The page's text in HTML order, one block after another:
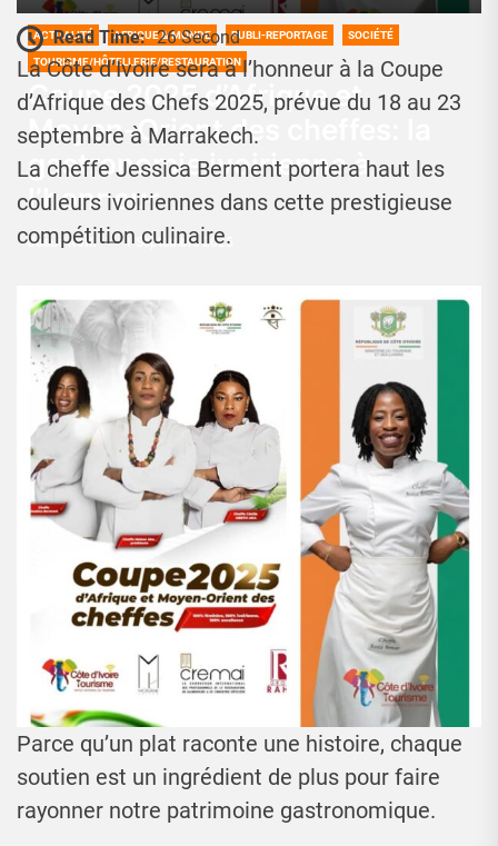
ACTUALITÉ AFRIQUE & MONDE PUBLI-REPORTAGE SOCIÉTÉ
TOURISME/HÔTELLERIE/RESTAURATION
Coupe 2025 d’Afrique et
Moyen-Orient des cheffes: la
gastronomie ivoirienne à
l’honneur
Josué Koffi 1 Septembre 2025
Read Time: 26 Second
La Côte d’Ivoire sera à l’honneur à la Coupe
d’Afrique des Chefs 2025, prévue du 18 au 23
septembre à Marrakech.
La cheffe Jessica Berment portera haut les
couleurs ivoiriennes dans cette prestigieuse
compétition culinaire.
Parce qu’un plat raconte une histoire, chaque
soutien est un ingrédient de plus pour faire
rayonner notre patrimoine gastronomique.